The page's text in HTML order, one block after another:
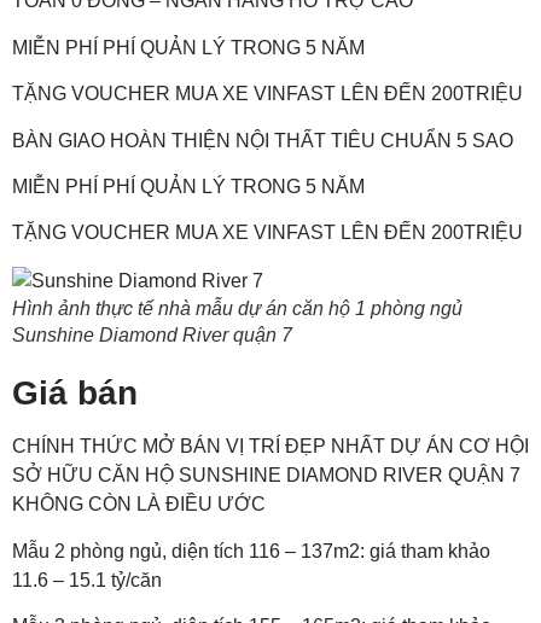
MIỄN PHÍ PHÍ QUẢN LÝ TRONG 5 NĂM
TẶNG VOUCHER MUA XE VINFAST LÊN ĐẾN 200TRIỆU
BÀN GIAO HOÀN THIỆN NỘI THẤT TIÊU CHUẨN 5 SAO
MIỄN PHÍ PHÍ QUẢN LÝ TRONG 5 NĂM
TẶNG VOUCHER MUA XE VINFAST LÊN ĐẾN 200TRIỆU
Hình ảnh thực tế nhà mẫu dự án căn hộ 1 phòng ngủ
Sunshine Diamond River quận 7
Giá bán
CHÍNH THỨC MỞ BÁN VỊ TRÍ ĐẸP NHẤT DỰ ÁN CƠ HỘI
SỞ HỮU CĂN HỘ SUNSHINE DIAMOND RIVER QUẬN 7
KHÔNG CÒN LÀ ĐIỀU ƯỚC
Mẫu 2 phòng ngủ, diện tích 116 – 137m2: giá tham khảo
11.6 – 15.1 tỷ/căn